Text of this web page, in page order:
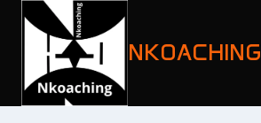
NKOACHING